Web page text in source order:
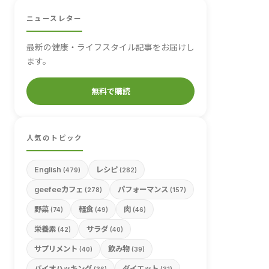
ニュースレター
最新の健康・ライフスタイル記事をお届けし
ます。
無料で購読
人気のトピック
English (479) レシピ (282)
geefeeカフェ (278) パフォーマンス (157)
野菜 (74) 軽食 (49) 肉 (46)
栄養素 (42) サラダ (40)
サプリメント (40) 飲み物 (39)